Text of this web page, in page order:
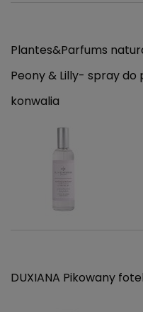
Plantes&Parfums
Peony & Lilly- spray do
konwalia
DUXIANA Pikowany